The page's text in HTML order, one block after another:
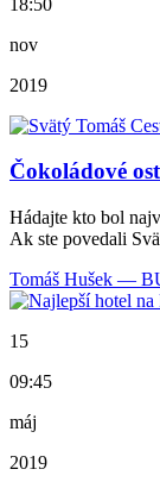
nov
2019
Čokoládové
Hádajte kto bol
Ak ste povedali
Tomáš Hušek —
15
09:45
máj
2019